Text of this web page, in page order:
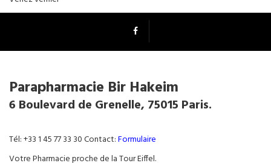
Parapharmacie Bir Hakeim
6 Boulevard de Grenelle, 75015 Paris.
Tél: +33 1 45 77 33 30 Contact:Formulaire
Votre Pharmacie proche de la Tour Eiffel.